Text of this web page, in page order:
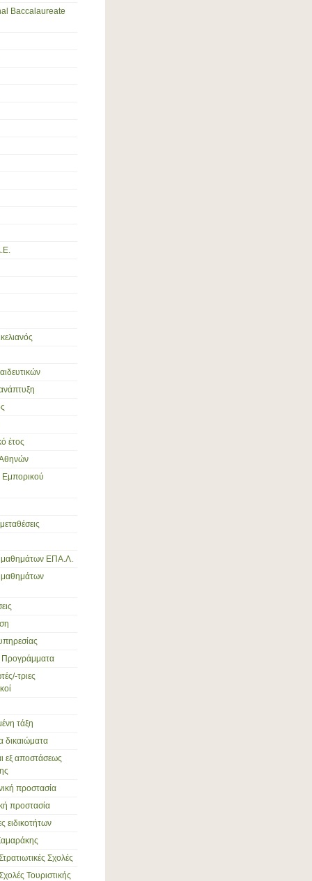
Baccalaureate
έτος
Εμπορικού
μαθημάτων ΕΠΑ.Λ.
μαθημάτων
Προγράμματα
τριες
τάξη
δικαιώματα
εξ αποστάσεως
προστασία
προστασία
ειδικοτήτων
Σχολές
Τουριστικής